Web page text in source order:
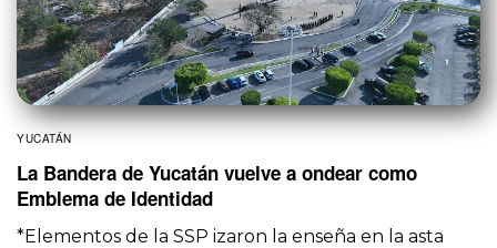
YUCATÁN
La Bandera de Yucatán vuelve a ondear como
Emblema de Identidad
*Elementos de la SSP izaron la enseña en la asta